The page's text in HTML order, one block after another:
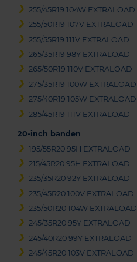
255/45R19 104W EXTRALOAD
255/50R19 107V EXTRALOAD
255/55R19 111V EXTRALOAD
265/35R19 98Y EXTRALOAD
265/50R19 110V EXTRALOAD
275/35R19 100W EXTRALOAD
275/40R19 105W EXTRALOAD
285/45R19 111V EXTRALOAD
20-inch banden
195/55R20 95H EXTRALOAD
215/45R20 95H EXTRALOAD
235/35R20 92Y EXTRALOAD
235/45R20 100V EXTRALOAD
235/50R20 104W EXTRALOAD
245/35R20 95Y EXTRALOAD
245/40R20 99Y EXTRALOAD
245/45R20 103V EXTRALOAD